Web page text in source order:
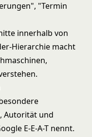
"Termin
innerhalb von
Hierarchie macht
Autorität und
E-E-A-T nennt.